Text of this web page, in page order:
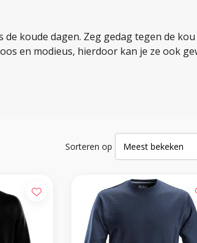
koude dagen. Zeg gedag tegen de kou
en modieus, hierdoor kan je ze ook
Sorteren op